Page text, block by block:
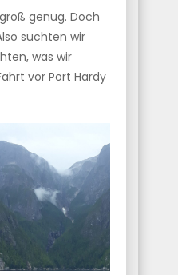
genug. Doch
suchten wir
was wir
vor Port Hardy